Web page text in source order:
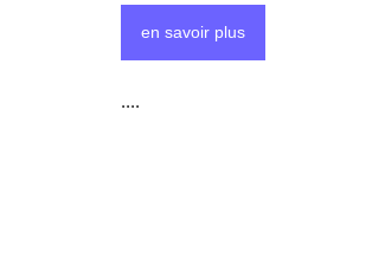
en savoir plus
....